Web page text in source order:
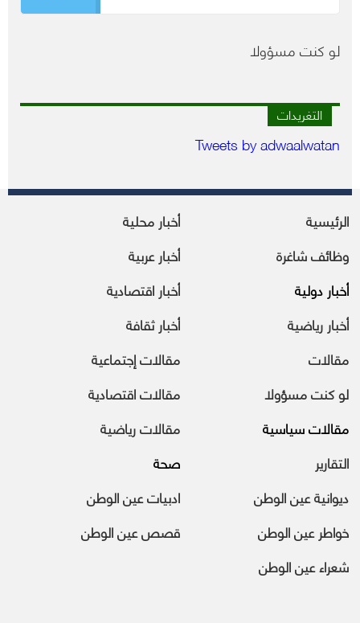
لو كنت مسؤولا
التغريدات
Tweets by adwaalwatan
الرئيسية
أخبار محلية
وظائف شاغرة
أخبار عربية
أخبار دولية
أخبار اقتصادية
أخبار رياضية
أخبار ثقافة
مقالات
مقالات إجتماعية
لو كنت مسؤولا
مقالات اقتصادية
مقالات سياسية
مقالات رياضية
التقارير
صحة
ديوانية عين الوطن
ادبيات عين الوطن
خواطر عين الوطن
قصص عين الوطن
شعراء عين الوطن